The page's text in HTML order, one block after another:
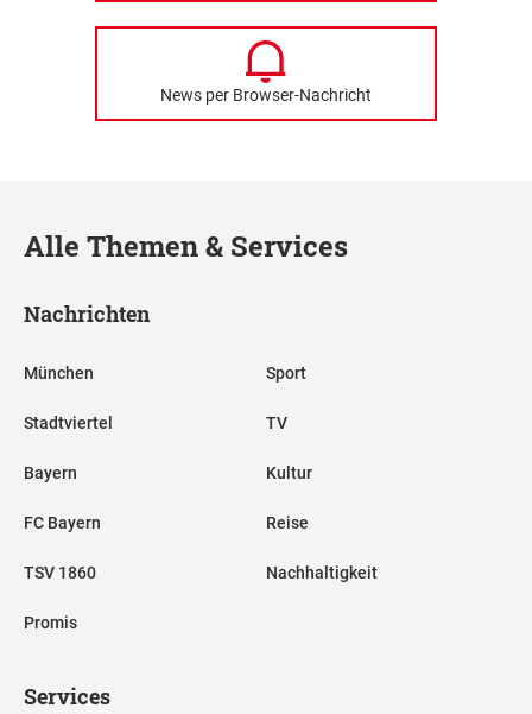
News per Browser-Nachricht
Alle Themen & Services
Nachrichten
München
Stadtviertel
Bayern
FC Bayern
TSV 1860
Promis
Sport
TV
Kultur
Reise
Nachhaltigkeit
Services